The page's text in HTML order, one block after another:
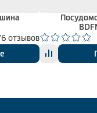
отзывов